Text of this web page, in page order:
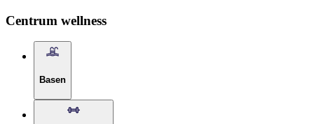
Centrum wellness
Basen